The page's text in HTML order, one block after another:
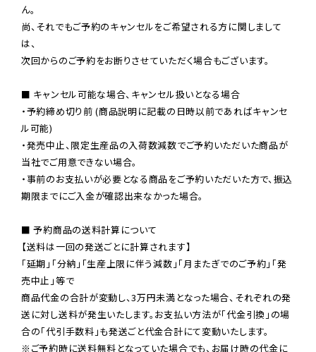
ん。
尚、それでもご予約のキャンセルをご希望される方に関しまして
は、
次回からのご予約をお断りさせていただく場合もございます。
■ キャンセル可能な場合、キャンセル扱いとなる場合
・予約締め切り前 (商品説明に記載の日時以前であればキャンセ
ル可能)
・発売中止、限定生産品の入荷数減数でご予約いただいた商品が
当社でご用意できない場合。
・事前のお支払いが必要となる商品をご予約いただいた方で、振込
期限までにご入金が確認出来なかった場合。
■ 予約商品の送料計算について
【送料は一回の発送ごとに計算されます】
「延期」「分納」「生産上限に伴う減数」「月またぎでのご予約」「発
売中止」等で
商品代金の合計が変動し、3万円未満となった場合、それぞれの発
送に対し送料が発生いたします。お支払い方法が「代金引換」の場
※ご予約時に送料無料となっていた場合でも、お届け時の代金に